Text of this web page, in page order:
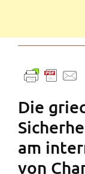
Die
am
von